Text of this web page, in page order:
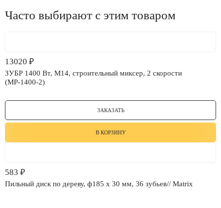
Часто выбирают с этим товаром
13020 ₽
ЗУБР 1400 Вт, М14, строительный миксер, 2 скорости
(МР-1400-2)
ЗАКАЗАТЬ
В КОРЗИНУ
583 ₽
Пильный диск по дереву, ф185 х 30 мм, 36 зубьев// Matrix